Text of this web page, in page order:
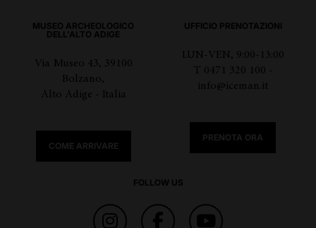
MUSEO ARCHEOLOGICO
DELL'ALTO ADIGE
Via Museo 43, 39100
Bolzano,
Alto Adige - Italia
COME ARRIVARE
UFFICIO PRENOTAZIONI
LUN-VEN, 9:00-13:00
T 0471 320 100 -
info@iceman.it
PRENOTA ORA
FOLLOW US